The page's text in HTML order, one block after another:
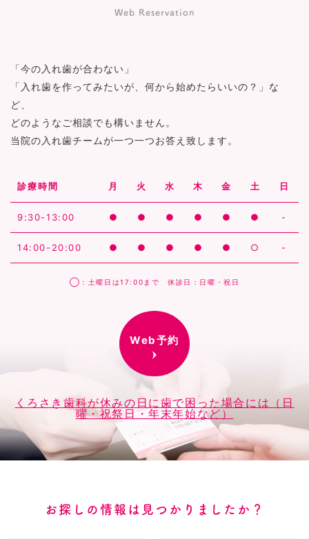
Web Reservation
「今の入れ歯が合わない」
「入れ歯を作ってみたいが、何から始めたらいいの？」な
ど、
どのようなご相談でも構いません。
当院の入れ歯チームが一つ一つお答え致します。
診療時間 月 火 水 木 金 土 日
9:30-13:00 ● ● ● ● ● ● -
14:00-20:00 ● ● ● ● ● ○ -
◯：土曜日は17:00まで 休診日：日曜・祝日
Web予約
くろさき歯科が休みの日に歯で困った場合には（日
曜・祝祭日・年末年始など）
お探しの情報は見つかりましたか？